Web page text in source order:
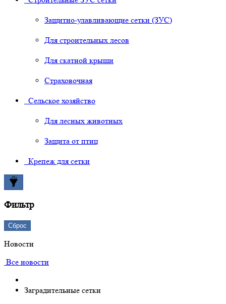
Защитно-улавливающие сетки (ЗУС)
Для строительных лесов
Для скатной крыши
Страховочная
Сельское хозяйство
Для лесных животных
Защита от птиц
Крепеж для сетки
Фильтр
Сброс
Новости
Все новости
Заградительные сетки